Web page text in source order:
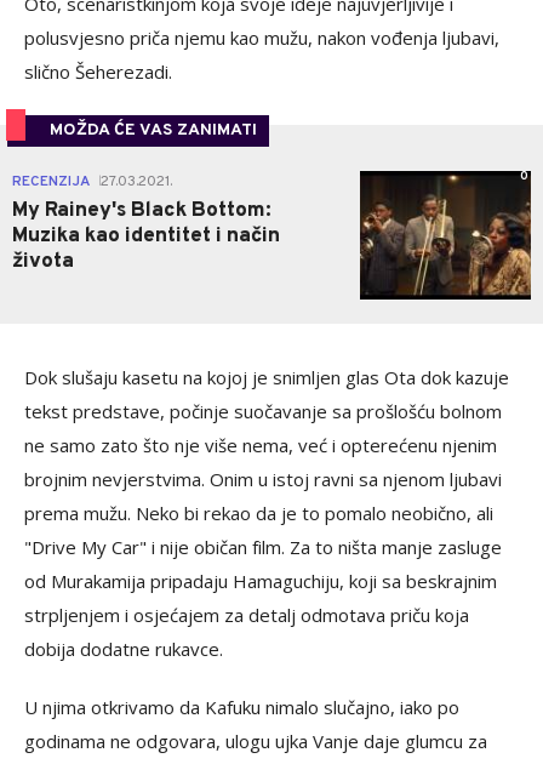
polusvjesno priča njemu kao mužu, nakon vođenja ljubavi,
slično Šeherezadi.
MOŽDA ĆE VAS ZANIMATI
RECENZIJA 27.03.2021.
My Rainey's Black Bottom:
Muzika kao identitet i način
života
0
Dok slušaju kasetu na kojoj je snimljen glas Ota dok kazuje
tekst predstave, počinje suočavanje sa prošlošću bolnom
ne samo zato što nje više nema, već i opterećenu njenim
brojnim nevjerstvima. Onim u istoj ravni sa njenom ljubavi
prema mužu. Neko bi rekao da je to pomalo neobično, ali
"Drive My Car" i nije običan film. Za to ništa manje zasluge
od Murakamija pripadaju Hamaguchiju, koji sa beskrajnim
strpljenjem i osjećajem za detalj odmotava priču koja
dobija dodatne rukavce.
U njima otkrivamo da Kafuku nimalo slučajno, iako po
godinama ne odgovara, ulogu ujka Vanje daje glumcu za